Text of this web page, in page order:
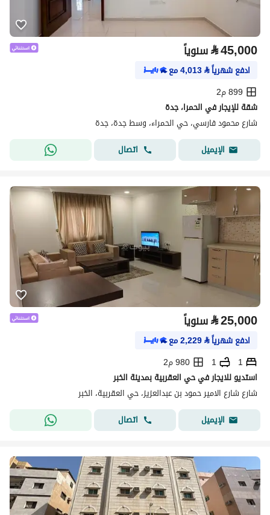
⃁45,000 سنوياً
ادفع شهرياً⃁
4,013مع
899 م2
شقة للإيجار في الحمرا، جدة
شارع محمود فارسي، حي الحمراء، وسط جدة، جدة
الإيميل
اتصال
⃁25,000 سنوياً
ادفع شهرياً⃁
2,229مع
1
1
980 م2
استديو للايجار في حي العقربية بمدينة الخبر
شارع شارع الامير حمود بن عبدالعزيز، حي العقربية، الخبر
الإيميل
اتصال